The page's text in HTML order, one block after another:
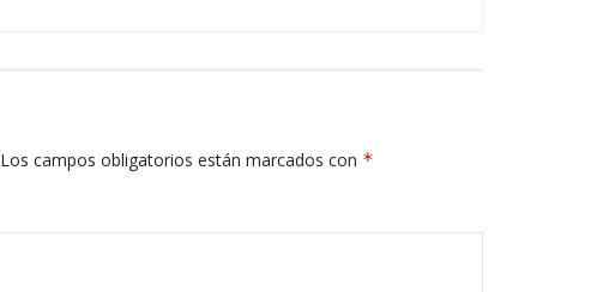
Los campos obligatorios están marcados con *